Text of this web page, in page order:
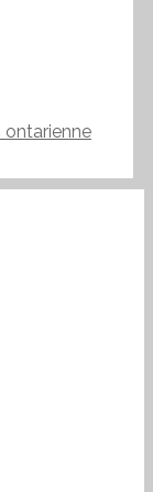
ontarienne